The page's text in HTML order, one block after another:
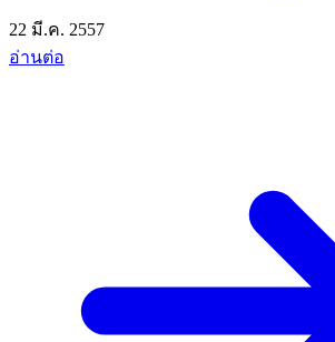
22 มี.ค. 2557
อ่านต่อ